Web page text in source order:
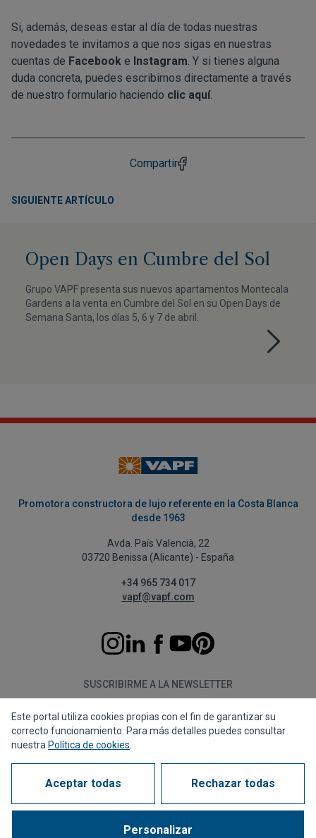
Si, además, deseas estar al día de todas nuestras
novedades te invitamos a que nos sigas en nuestras
cuentas de Facebook e Instagram . Y si tienes alguna
duda concreta, puedes escribirnos directamente a través
de nuestro formulario haciendo clic aquí.
Compartir
SIGUIENTE ARTÍCULO
Open Days en Cumbre del Sol
Grupo VAPF presenta sus nuevos apartamentos Montecala
Gardens a la venta en Cumbre del Sol en su Open Days de
Semana Santa, los días 5, 6 y 7 de abril.
Promotora constructora de lujo referente en la Costa Blanca
desde 1963
Avda. País Valencià, 22
03720 Benissa (Alicante) - España
+34 965 734 017
vapf@vapf.com
SUSCRIBIRME A LA NEWSLETTER
Suscribirme
Política de privacidad Política de cookiesAviso legal
Canal de denunciasCorporate compliance
1963 - 2026 © Todos los derechos reservados
Este portal utiliza cookies propias con el fin de garantizar su
correcto funcionamiento. Para más detalles puedes consultar
nuestra Política de cookies
Aceptar todas Rechazar todas
Personalizar